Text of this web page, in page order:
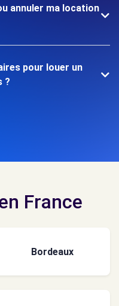
annuler ma location
pour louer un
?
France
Bordeaux